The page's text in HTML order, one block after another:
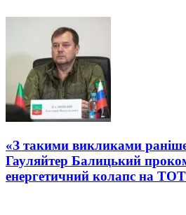
«З такими викликами
Гауляйтер Балицький
енергетичний колапс на ТОТ